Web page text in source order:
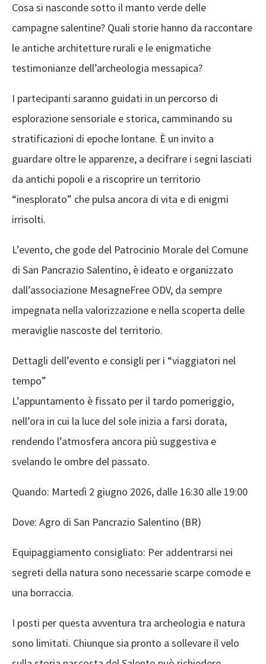
Cosa si nasconde sotto il manto verde delle
campagne salentine? Quali storie hanno da raccontare
le antiche architetture rurali e le enigmatiche
testimonianze dell’archeologia messapica?
I partecipanti saranno guidati in un percorso di
esplorazione sensoriale e storica, camminando su
stratificazioni di epoche lontane. È un invito a
guardare oltre le apparenze, a decifrare i segni lasciati
da antichi popoli e a riscoprire un territorio
“inesplorato” che pulsa ancora di vita e di enigmi
irrisolti.
L’evento, che gode del Patrocinio Morale del Comune
di San Pancrazio Salentino, è ideato e organizzato
dall’associazione MesagneFree ODV, da sempre
impegnata nella valorizzazione e nella scoperta delle
meraviglie nascoste del territorio.
Dettagli dell’evento e consigli per i “viaggiatori nel
tempo”
L’appuntamento è fissato per il tardo pomeriggio,
nell’ora in cui la luce del sole inizia a farsi dorata,
rendendo l’atmosfera ancora più suggestiva e
svelando le ombre del passato.
Quando: Martedì 2 giugno 2026, dalle 16:30 alle 19:00
Dove: Agro di San Pancrazio Salentino (BR)
Equipaggiamento consigliato: Per addentrarsi nei
segreti della natura sono necessarie scarpe comode e
una borraccia.
I posti per questa avventura tra archeologia e natura
sono limitati. Chiunque sia pronto a sollevare il velo